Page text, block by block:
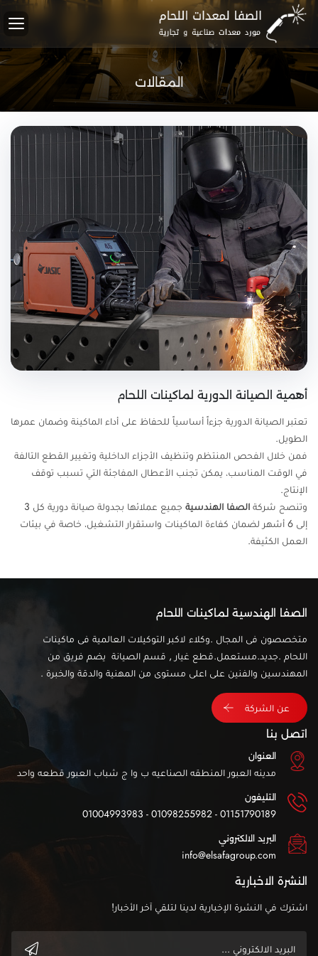
المقالات
أهمية الصيانة الدورية لماكينات اللحام
تعتبر الصيانة الدورية جزءاً أساسياً للحفاظ على أداء الماكينة وضمان عمرها
الطويل.
فمن خلال الفحص المنتظم وتنظيف الأجزاء الداخلية وتغيير القطع التالفة
في الوقت المناسب، يمكن تجنب الأعطال المفاجئة التي تسبب توقف
الإنتاج.
وتنصح شركة الصفا الهندسية
جميع عملائها بجدولة صيانة دورية كل 3
إلى 6 أشهر لضمان كفاءة الماكينات واستقرار التشغيل، خاصة في بيئات
العمل الكثيفة.
الصفا الهندسية لماكينات اللحام
متخصصون فى المجال .وكلاء لاكبر التوكيلات العالمية فى ماكينات
اللحام .جديد.مستعمل.قطع غيار , قسم الصيانة يضم فريق من
المهندسين والفنين على اعلى مستوى من المهنية والدقة والخبرة .
عن الشركة
اتصل بنا
العنوان
مدينه العبور المنطقه الصناعيه ب وا ج شباب العبور قطعه واحد
التليفون
01151790189 - 01098255982 - 01004993983
البريد الالكتروني
info@elsafagroup.com
النشرة الاخبارية
اشترك في النشرة الإخبارية لدينا لتلقي آخر الأخبار!